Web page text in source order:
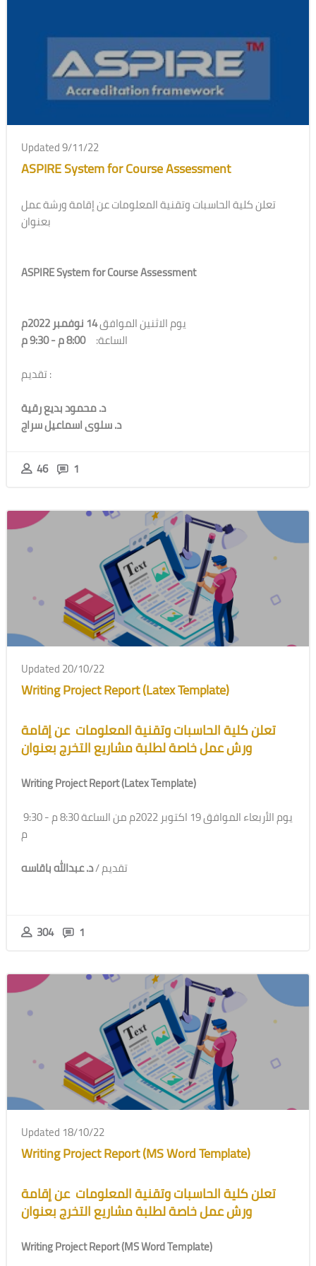
Updated 9/11/22
ASPIRE System for Course Assessment
تعلن كلية الحاسبات وتقنية المعلومات عن إقامة ورشة عمل
ASPIRE System for Course Assessment
يوم الاثنين الموافق
الساعة:
تقديم :
د. محمود بديع رقية
د. سلوى اسماعيل سراج
46 1
Updated 20/10/22
Writing Project Report (Latex Template)
تعلن كلية الحاسبات وتقنية المعلومات عن إقامة
ورش عمل خاصة لطلبة مشاريع التخرج بعنوان
Writing Project Report (Latex Template)
م
تقديم /د. عبدالله باقاسه
304 1
Updated 18/10/22
Writing Project Report (MS Word Template)
تعلن كلية الحاسبات وتقنية المعلومات عن إقامة
ورش عمل خاصة لطلبة مشاريع التخرج بعنوان
Writing Project Report (MS Word Template)